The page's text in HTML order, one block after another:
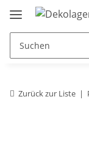
Zurück zur Liste